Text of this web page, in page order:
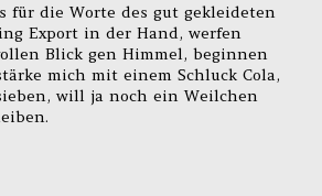
für die Worte des gut gekleideten
Export in der Hand, werfen
Blick gen Himmel, beginnen
mich mit einem Schluck Cola,
will ja noch ein Weilchen